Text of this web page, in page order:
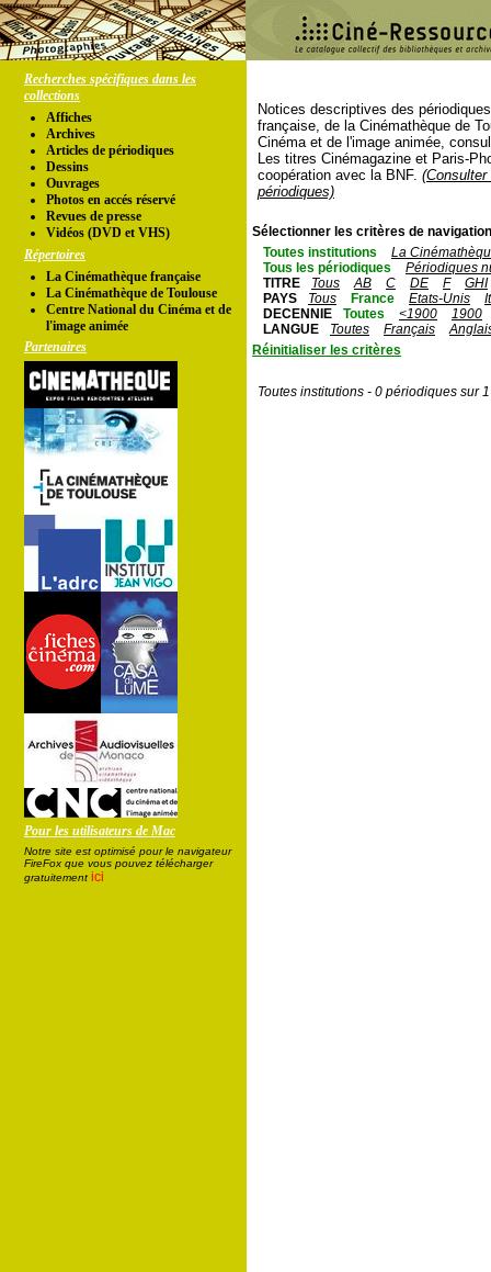
Recherches spécifiques dans les
collections
Affiches
Archives
Articles de périodiques
Dessins
Ouvrages
Photos en accés réservé
Revues de presse
Vidéos (DVD et VHS)
Répertoires
La Cinémathèque française
La Cinémathèque de Toulouse
Centre National du Cinéma et de
l'image animée
Partenaires
Pour les utilisateurs de Mac
Notre site est optimisé pour le navigateur
FireFox que vous pouvez télécharger
gratuitement ici
Notices descriptives des
française, de la Cinémathèque de
Cinéma et de l'image animée,
Les titres Cinémagazine et Paris-
coopération avec la BNF.
périodiques)
Sélectionner les critères de
Toutes institutions
La
Tous les périodiques
Périodiques
TITRE
Tous AB C DE F
GHI
PAYS
Tous France Etats-Unis
DECENNIE
Toutes <1900
1900
LANGUE
Toutes Français
Réinitialiser les critères
Toutes institutions - 0 périodiques sur